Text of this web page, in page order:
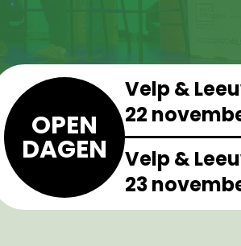
OPEN
DAGEN
Velp &
22
Velp &
23